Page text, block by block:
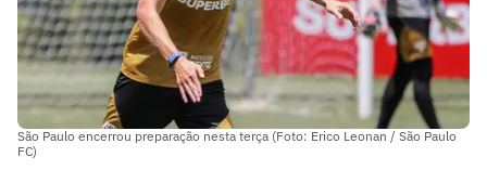
São Paulo encerrou preparação nesta terça (Foto: Erico Leonan / São Paulo
FC)